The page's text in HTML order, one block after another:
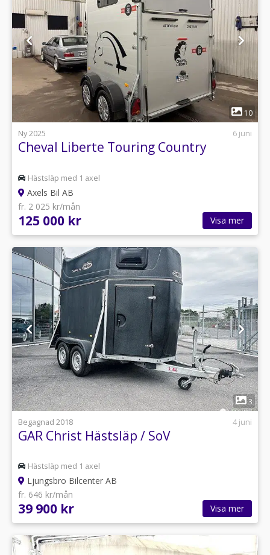
1
10
Ny 2025
6 juni
Cheval Liberte Touring Country
Hästsläp med 1 axel
Axels Bil AB
fr. 2 025 kr/mån
125 000 kr Visa mer
1
3
Begagnad 2018
4 juni
GAR Christ Hästsläp / SoV
Hästsläp med 1 axel
Ljungsbro Bilcenter AB
fr. 646 kr/mån
39 900 kr Visa mer